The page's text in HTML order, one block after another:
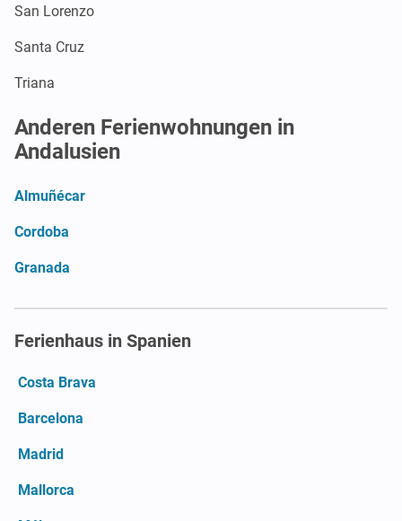
San Lorenzo
Santa Cruz
Triana
Anderen Ferienwohnungen in
Andalusien
Almuñécar
Cordoba
Granada
Ferienhaus in Spanien
Costa Brava
Barcelona
Madrid
Mallorca